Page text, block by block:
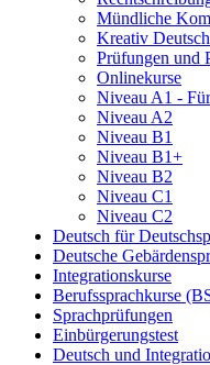
Mündliche
Kreativ
Prüfungen und
Onlinekurse
Niveau A1 -
Niveau A2
Niveau B1
Niveau B1+
Niveau B2
Niveau C1
Niveau C2
Deutsch für
Deutsche
Integrationskurse
Berufssprachkurse
Sprachprüfungen
Einbürgerungstest
Deutsch und